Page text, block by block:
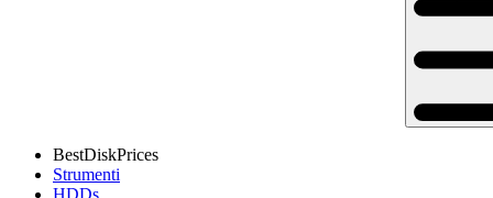
BestDiskPrices
Strumenti